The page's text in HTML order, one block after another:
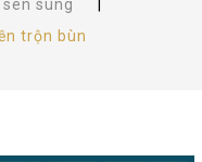
súng
trộn bùn